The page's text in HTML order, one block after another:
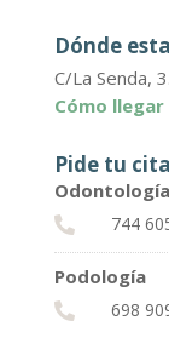
Dónde
C/La Senda,
Cómo llegar
Pide tu
 744
Podología
 698